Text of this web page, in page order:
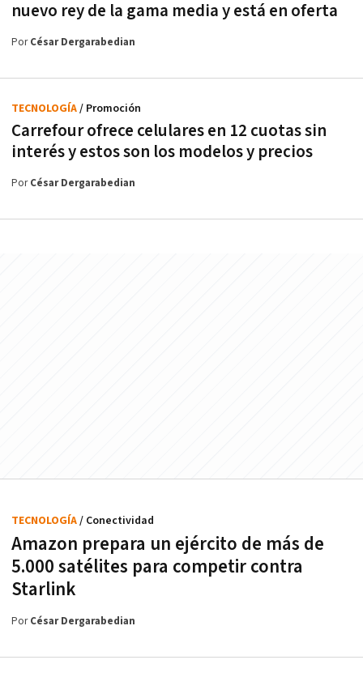
nuevo rey de la gama media y está en oferta
PorCésar Dergarabedian
Carrefour ofrece celulares en 12 cuotas sin
interés y estos son los modelos y precios
TECNOLOGÍA/ Promoción
PorCésar Dergarabedian
Amazon prepara un ejército de más de
5.000 satélites para competir contra
Starlink
TECNOLOGÍA/ Conectividad
PorCésar Dergarabedian